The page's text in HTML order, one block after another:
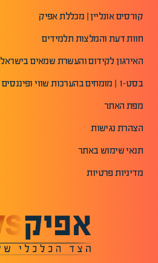
קורסים אונליין | מכללת אפיק
חוות דעת והמלצות תלמידים
האירגון לקידום והעשרת שמאים בישראל
בסט-1 | מומחים בהערכות שווי ופיננסים
מפת האתר
הצהרת נגישות
תנאי שימוש באתר
מדיניות פרטיות